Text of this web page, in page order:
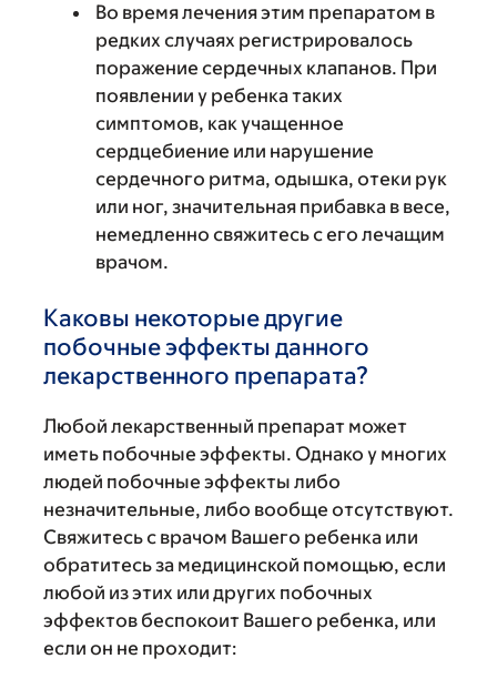
Во время лечения этим препаратом в
редких случаях регистрировалось
поражение сердечных клапанов. При
появлении у ребенка таких
симптомов, как учащенное
сердцебиение или нарушение
сердечного ритма, одышка, отеки рук
или ног, значительная прибавка в весе,
немедленно свяжитесь с его лечащим
врачом.
Каковы некоторые другие
побочные эффекты данного
лекарственного препарата?
Любой лекарственный препарат может
иметь побочные эффекты. Однако у многих
людей побочные эффекты либо
незначительные, либо вообще отсутствуют.
Свяжитесь с врачом Вашего ребенка или
обратитесь за медицинской помощью, если
любой из этих или других побочных
эффектов беспокоит Вашего ребенка, или
если он не проходит: